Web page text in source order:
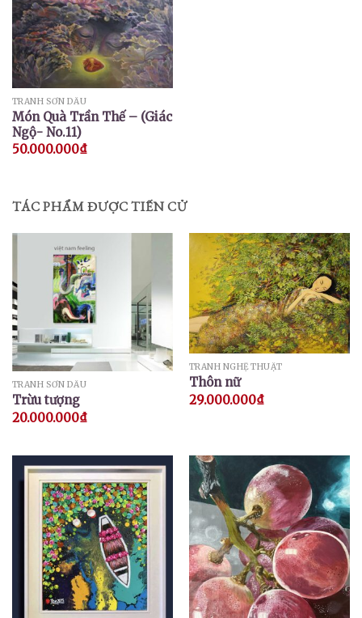
TRANH SƠN DẦU
Món Quà Trần Thế – (Giác
Ngộ- No.11)
50.000.000₫
TÁC PHẨM ĐƯỢC TIẾN CỬ
TRANH SƠN DẦU
Trừu tượng
20.000.000₫
TRANH NGHỆ THUẬT
Thôn nữ
29.000.000₫